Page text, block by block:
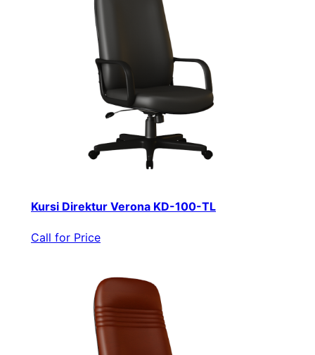
Kursi Direktur Verona KD-100-TL
Call for Price